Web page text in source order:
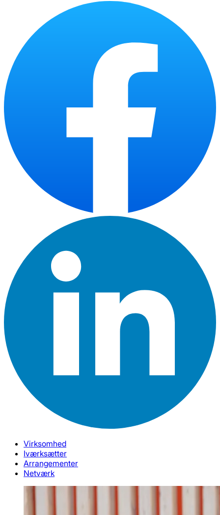
Virksomhed
Iværksætter
Arrangementer
Netværk